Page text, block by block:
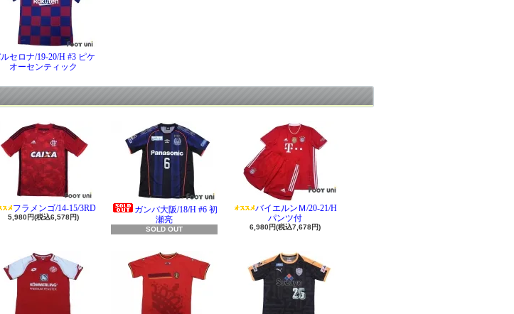
セロナ/19-20/H #3 ピケ
オーセンティック
フラメンゴ/14-15/3RD
5,980円(税込6,578円)
ガンバ大阪/18/H #6 初
瀬亮
SOLD OUT
バイエルンＭ/20-21/H
パンツ付
6,980円(税込7,678円)